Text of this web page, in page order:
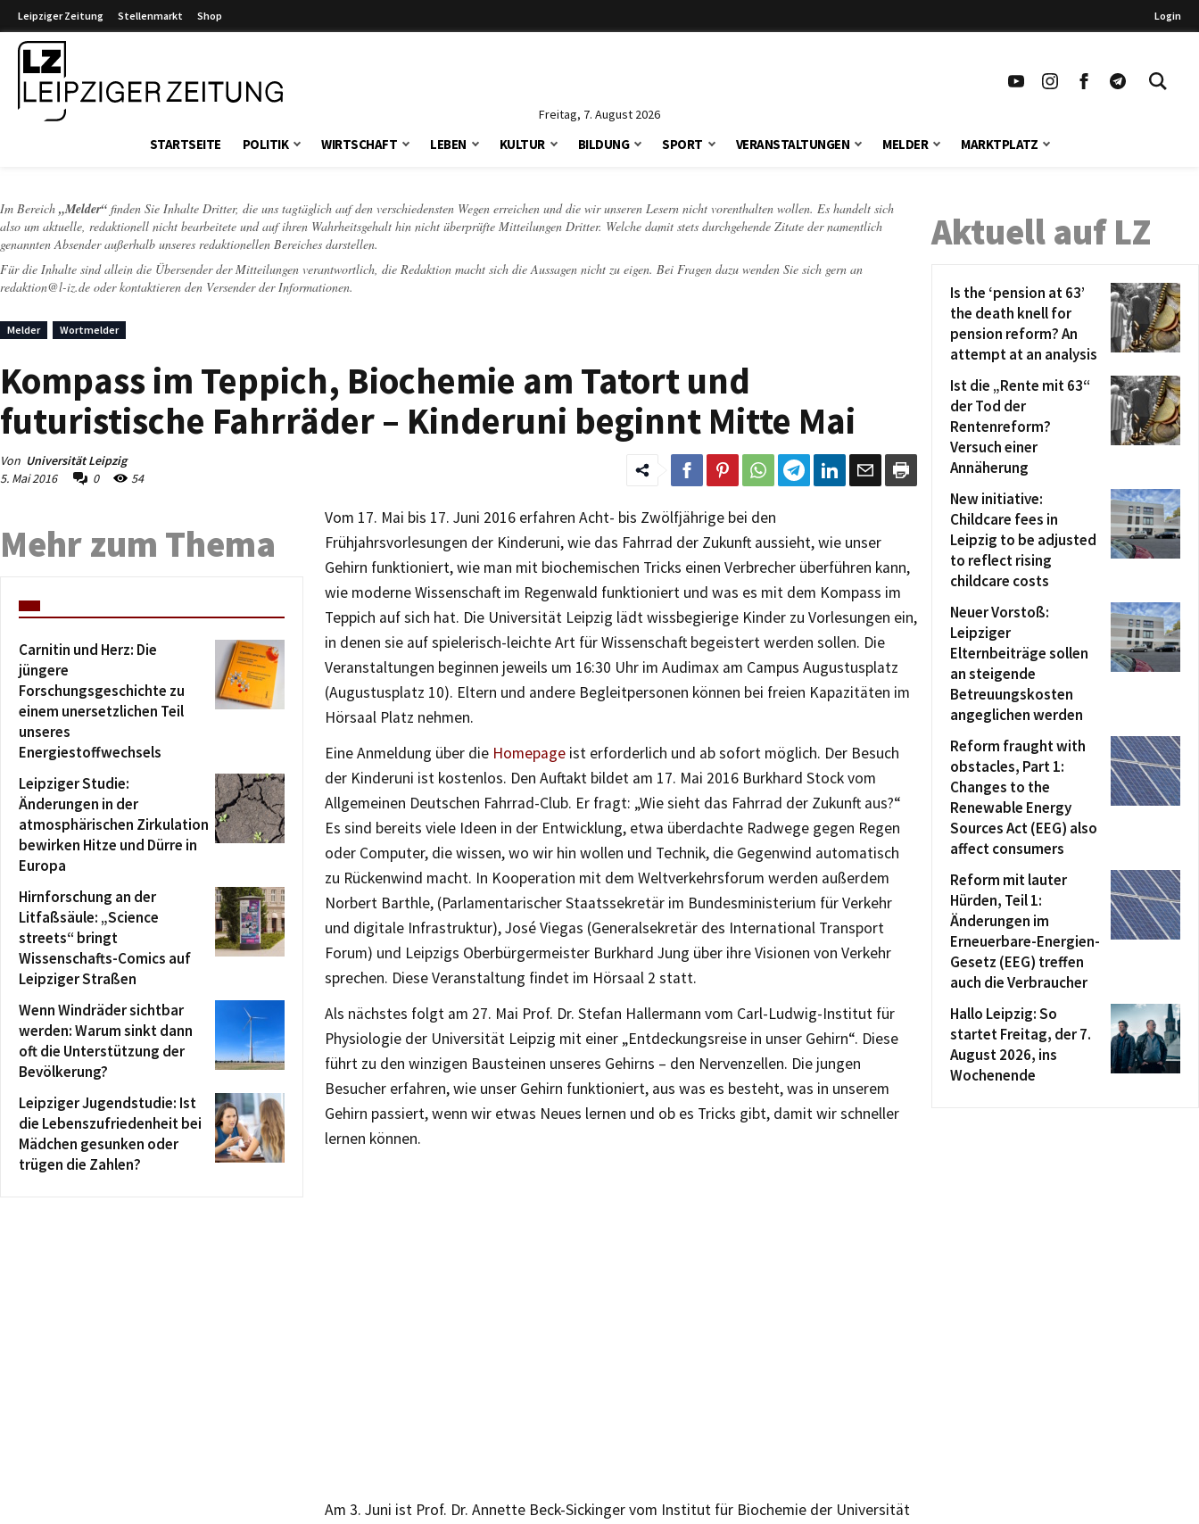
Leipziger Zeitung Stellenmarkt Shop Login
Freitag, 7. August 2026
STARTSEITE POLITIK WIRTSCHAFT LEBEN KULTUR BILDUNG SPORT VERANSTALTUNGEN MELDER MARKTPLATZ
Im Bereich „Melder“ finden Sie Inhalte Dritter, die uns tagtäglich auf den verschiedensten Wegen erreichen und die wir unseren Lesern nicht vorenthalten wollen. Es handelt sich
also um aktuelle, redaktionell nicht bearbeitete und auf ihren Wahrheitsgehalt hin nicht überprüfte Mitteilungen Dritter. Welche damit stets durchgehende Zitate der namentlich
genannten Absender außerhalb unseres redaktionellen Bereiches darstellen.
Für die Inhalte sind allein die Übersender der Mitteilungen verantwortlich, die Redaktion macht sich die Aussagen nicht zu eigen. Bei Fragen dazu wenden Sie sich gern an
redaktion@l-iz.de oder kontaktieren den Versender der Informationen.
Melder Wortmelder
Kompass im Teppich, Biochemie am Tatort und
futuristische Fahrräder – Kinderuni beginnt Mitte Mai
Von Universität Leipzig
5. Mai 2016
0 54
Vom 17. Mai bis 17. Juni 2016 erfahren Acht- bis Zwölfjährige bei den
Frühjahrsvorlesungen der Kinderuni, wie das Fahrrad der Zukunft aussieht, wie unser
Gehirn funktioniert, wie man mit biochemischen Tricks einen Verbrecher überführen kann,
wie moderne Wissenschaft im Regenwald funktioniert und was es mit dem Kompass im
Teppich auf sich hat. Die Universität Leipzig lädt wissbegierige Kinder zu Vorlesungen ein,
in denen sie auf spielerisch-leichte Art für Wissenschaft begeistert werden sollen. Die
Veranstaltungen beginnen jeweils um 16:30 Uhr im Audimax am Campus Augustusplatz
(Augustusplatz 10). Eltern und andere Begleitpersonen können bei freien Kapazitäten im
Hörsaal Platz nehmen.
Eine Anmeldung über die Homepage ist erforderlich und ab sofort möglich. Der Besuch
der Kinderuni ist kostenlos. Den Auftakt bildet am 17. Mai 2016 Burkhard Stock vom
Allgemeinen Deutschen Fahrrad-Club. Er fragt: „Wie sieht das Fahrrad der Zukunft aus?“
Es sind bereits viele Ideen in der Entwicklung, etwa überdachte Radwege gegen Regen
oder Computer, die wissen, wo wir hin wollen und Technik, die Gegenwind automatisch
zu Rückenwind macht. In Kooperation mit dem Weltverkehrsforum werden außerdem
Norbert Barthle, (Parlamentarischer Staatssekretär im Bundesministerium für Verkehr
und digitale Infrastruktur), José Viegas (Generalsekretär des International Transport
Forum) und Leipzigs Oberbürgermeister Burkhard Jung über ihre Visionen von Verkehr
sprechen. Diese Veranstaltung findet im Hörsaal 2 statt.
Als nächstes folgt am 27. Mai Prof. Dr. Stefan Hallermann vom Carl-Ludwig-Institut für
Physiologie der Universität Leipzig mit einer „Entdeckungsreise in unser Gehirn“. Diese
führt zu den winzigen Bausteinen unseres Gehirns – den Nervenzellen. Die jungen
Besucher erfahren, wie unser Gehirn funktioniert, aus was es besteht, was in unserem
Gehirn passiert, wenn wir etwas Neues lernen und ob es Tricks gibt, damit wir schneller
lernen können.
Am 3. Juni ist Prof. Dr. Annette Beck-Sickinger vom Institut für Biochemie der Universität
Mehr zum Thema
Carnitin und Herz: Die
jüngere
Forschungsgeschichte zu
einem unersetzlichen Teil
unseres
Energiestoffwechsels
Leipziger Studie:
Änderungen in der
atmosphärischen Zirkulation
bewirken Hitze und Dürre in
Europa
Hirnforschung an der
Litfaßsäule: „Science
streets“ bringt
Wissenschafts-Comics auf
Leipziger Straßen
Wenn Windräder sichtbar
werden: Warum sinkt dann
oft die Unterstützung der
Bevölkerung?
Leipziger Jugendstudie: Ist
die Lebenszufriedenheit bei
Mädchen gesunken oder
trügen die Zahlen?
Aktuell auf LZ
Is the ‘pension at 63’
the death knell for
pension reform? An
attempt at an analysis
Ist die „Rente mit 63“
der Tod der
Rentenreform?
Versuch einer
Annäherung
New initiative:
Childcare fees in
Leipzig to be adjusted
to reflect rising
childcare costs
Neuer Vorstoß:
Leipziger
Elternbeiträge sollen
an steigende
Betreuungskosten
angeglichen werden
Reform fraught with
obstacles, Part 1:
Changes to the
Renewable Energy
Sources Act (EEG) also
affect consumers
Reform mit lauter
Hürden, Teil 1:
Änderungen im
Erneuerbare-Energien-
Gesetz (EEG) treffen
auch die Verbraucher
Hallo Leipzig: So
startet Freitag, der 7.
August 2026, ins
Wochenende